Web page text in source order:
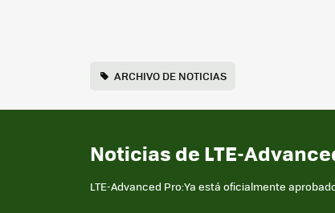
ARCHIVO DE NOTICIAS
Noticias de LTE-
LTE-Advanced Pro:Ya está oficialmente